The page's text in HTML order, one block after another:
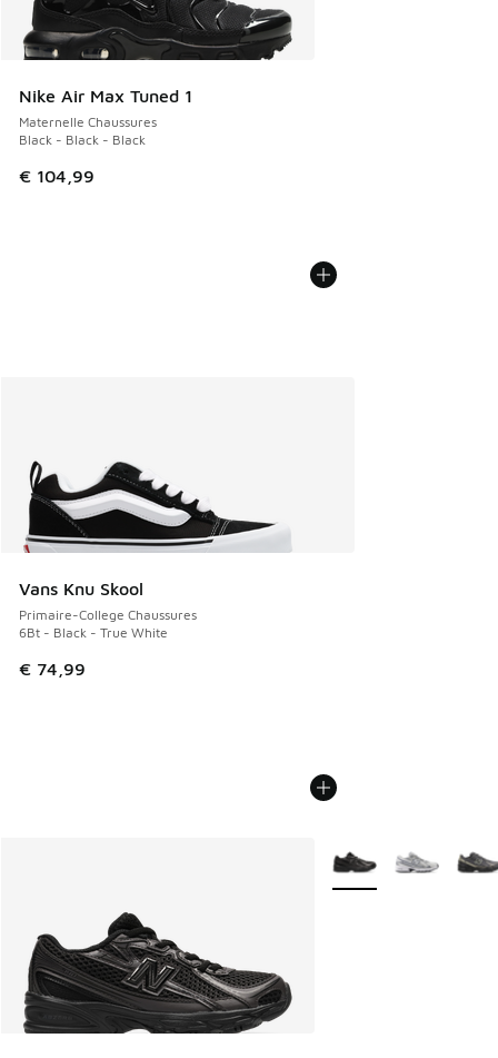
Nike Air Max Tuned 1
Maternelle Chaussures
Black - Black - Black
€ 104,99
Vans Knu Skool
Primaire-College Chaussures
6Bt - Black - True White
€ 74,99
Plus de couleurs